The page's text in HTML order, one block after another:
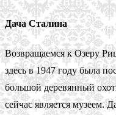
Дача Сталина
Возвращаемся к Озеру
здесь в 1947 году была
большой деревянный
сейчас является музеем.